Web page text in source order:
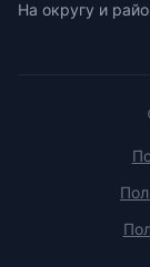
На округу и